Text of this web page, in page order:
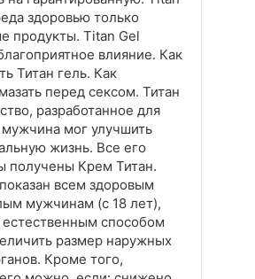
здоровью только
продукты. Titan Gel
влияние. Как
Титан гель. Как
перед сексом. Титан
разработанное для
мог улучшить
жизнь. Все его
получены Крем Титан.
всем здоровым
мужчинам (с 18 лет),
способом
размер наружных
Кроме того,